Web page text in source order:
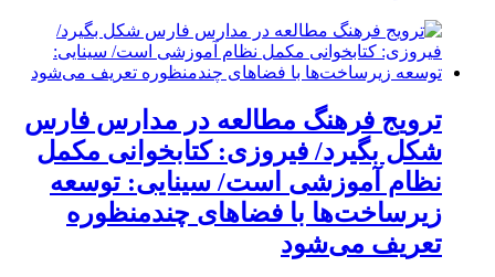
ترویج فرهنگ مطالعه در مدارس فارس
شکل بگیرد/ فیروزی: کتابخوانی مکمل
نظام آموزشی است/ سینایی: توسعه
زیرساخت‌ها با فضاهای چندمنظوره
تعریف می‌شود